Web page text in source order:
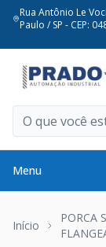
Rua Antônio Le
Paulo / SP - CEP:
Menu
Início
PORCA